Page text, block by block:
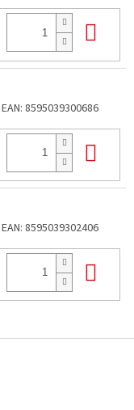
EAN: 8595039300686
EAN: 8595039302406